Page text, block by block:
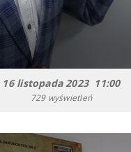
16 listopada 2023 11:00
729 wyświetleń